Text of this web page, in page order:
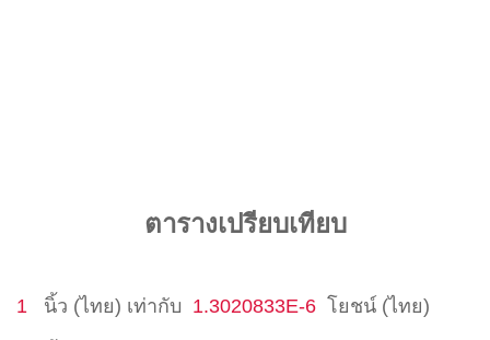
ตารางเปรียบเทียบ
1 นิ้ว (ไทย) เท่ากับ 1.3020833E-6 โยชน์ (ไทย)